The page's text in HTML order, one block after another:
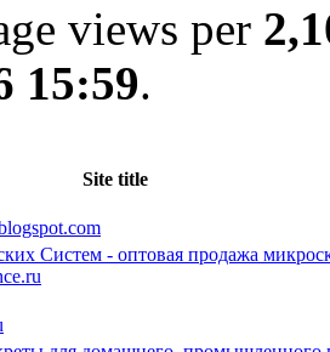
views per
15:59.
Site title
Систем - оптовая продажа